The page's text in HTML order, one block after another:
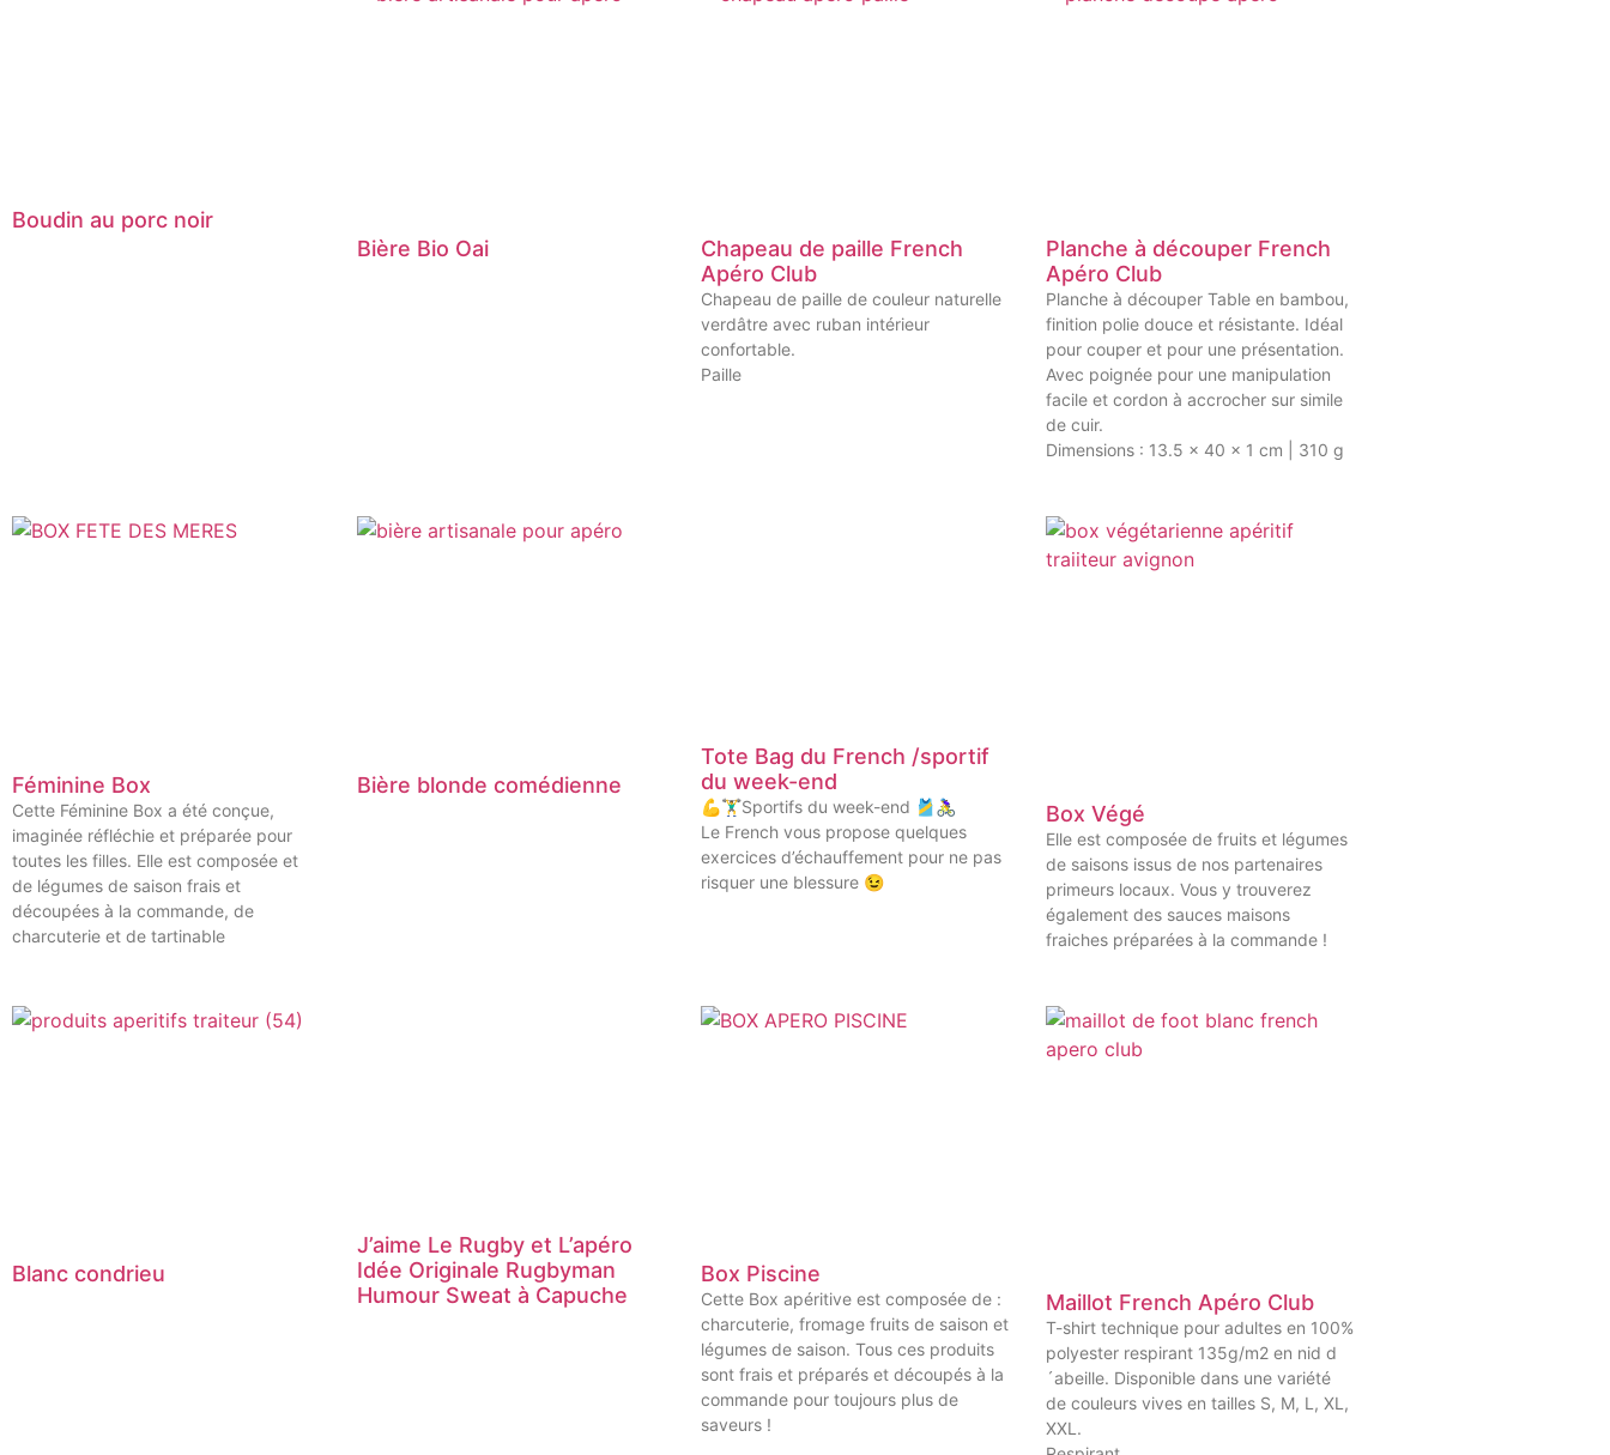
Boudin au porc noir
Bière Bio Oai
Chapeau de paille French
Apéro Club
Chapeau de paille de couleur naturelle
verdâtre avec ruban intérieur
confortable.
Paille
Planche à découper French
Apéro Club
Planche à découper Table en bambou,
finition polie douce et résistante. Idéal
pour couper et pour une présentation.
Avec poignée pour une manipulation
facile et cordon à accrocher sur simile
de cuir.
Dimensions : 13.5 x 40 x 1 cm | 310 g
Féminine Box
Cette Féminine Box a été conçue,
imaginée réfléchie et préparée pour
toutes les filles. Elle est composée et
de légumes de saison frais et
découpées à la commande, de
charcuterie et de tartinable
Bière blonde comédienne
Tote Bag du French /sportif
du week-end
💪🏋️‍♂️Sportifs du week-end 🎽🚴‍♀️
Le French vous propose quelques
exercices d’échauffement pour ne pas
risquer une blessure 😉
Box Végé
Elle est composée de fruits et légumes
de saisons issus de nos partenaires
primeurs locaux. Vous y trouverez
également des sauces maisons
fraiches préparées à la commande !
Blanc condrieu
J’aime Le Rugby et L’apéro
Idée Originale Rugbyman
Humour Sweat à Capuche
Box Piscine
Cette Box apéritive est composée de :
charcuterie, fromage fruits de saison et
légumes de saison. Tous ces produits
sont frais et préparés et découpés à la
commande pour toujours plus de
saveurs !
Maillot French Apéro Club
T-shirt technique pour adultes en 100%
polyester respirant 135g/m2 en nid d
´abeille. Disponible dans une variété
de couleurs vives en tailles S, M, L, XL,
XXL.